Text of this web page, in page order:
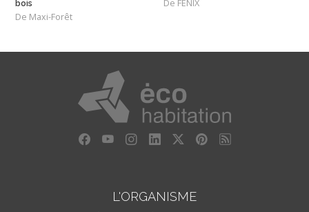
bois
De Maxi-Forêt
De FENIX
L'ORGANISME